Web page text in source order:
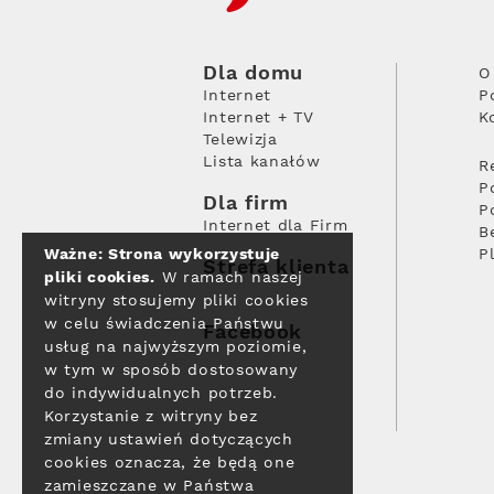
Dla domu
Internet
Internet + TV
Telewizja
Lista kanałów
Dla firm
Internet dla Firm
Strefa klienta
Facebook
Ważne: Strona wykorzystuje
pliki cookies. W ramach naszej
witryny stosujemy pliki cookies
w celu świadczenia Państwu
usług na najwyższym poziomie,
w tym w sposób dostosowany
do indywidualnych potrzeb.
Korzystanie z witryny bez
zmiany ustawień dotyczących
cookies oznacza, że będą one
zamieszczane w Państwa